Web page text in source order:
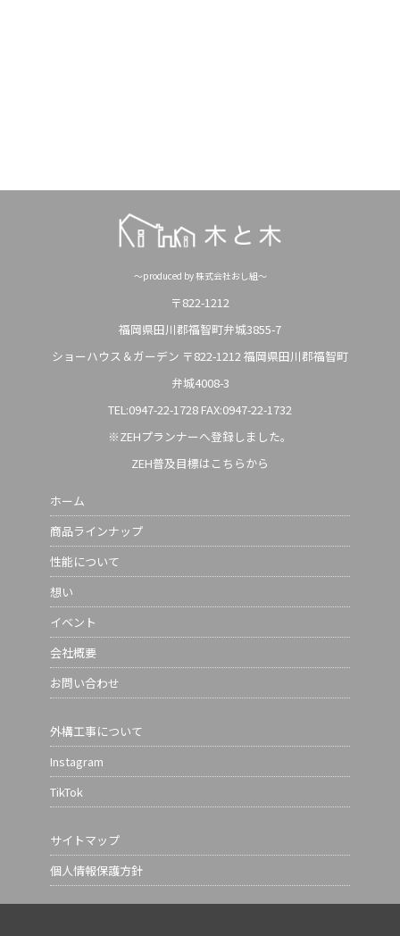
～produced by 株式会社おし組～
〒822-1212
福岡県田川郡福智町弁城3855-7
ショーハウス＆ガーデン 〒822-1212 福岡県田川郡福智町
弁城4008-3
TEL:0947-22-1728 FAX:0947-22-1732
※ZEHプランナーへ登録しました。
ZEH普及目標はこちらから
ホーム
商品ラインナップ
性能について
想い
イベント
会社概要
お問い合わせ
外構工事について
Instagram
TikTok
サイトマップ
個人情報保護方針